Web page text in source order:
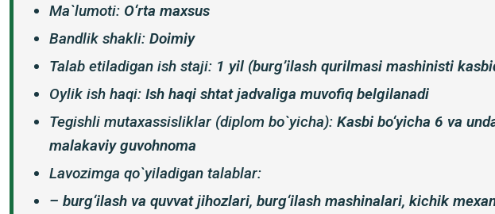
Ma`lumoti: O‘rta maxsus
Bandlik shakli: Doimiy
Talab etiladigan ish staji: 1 yil (burg’ilash qurilmasi mashinisti
Oylik ish haqi: Ish haqi shtat jadvaliga muvofiq belgilanadi
Tegishli mutaxassisliklar (diplom bo`yicha): Kasbi bo‘yicha 6 va
malakaviy guvohnoma
Lavozimga qo`yiladigan talablar:
– burg‘ilash va quvvat jihozlari, burg‘ilash mashinalari, kichik